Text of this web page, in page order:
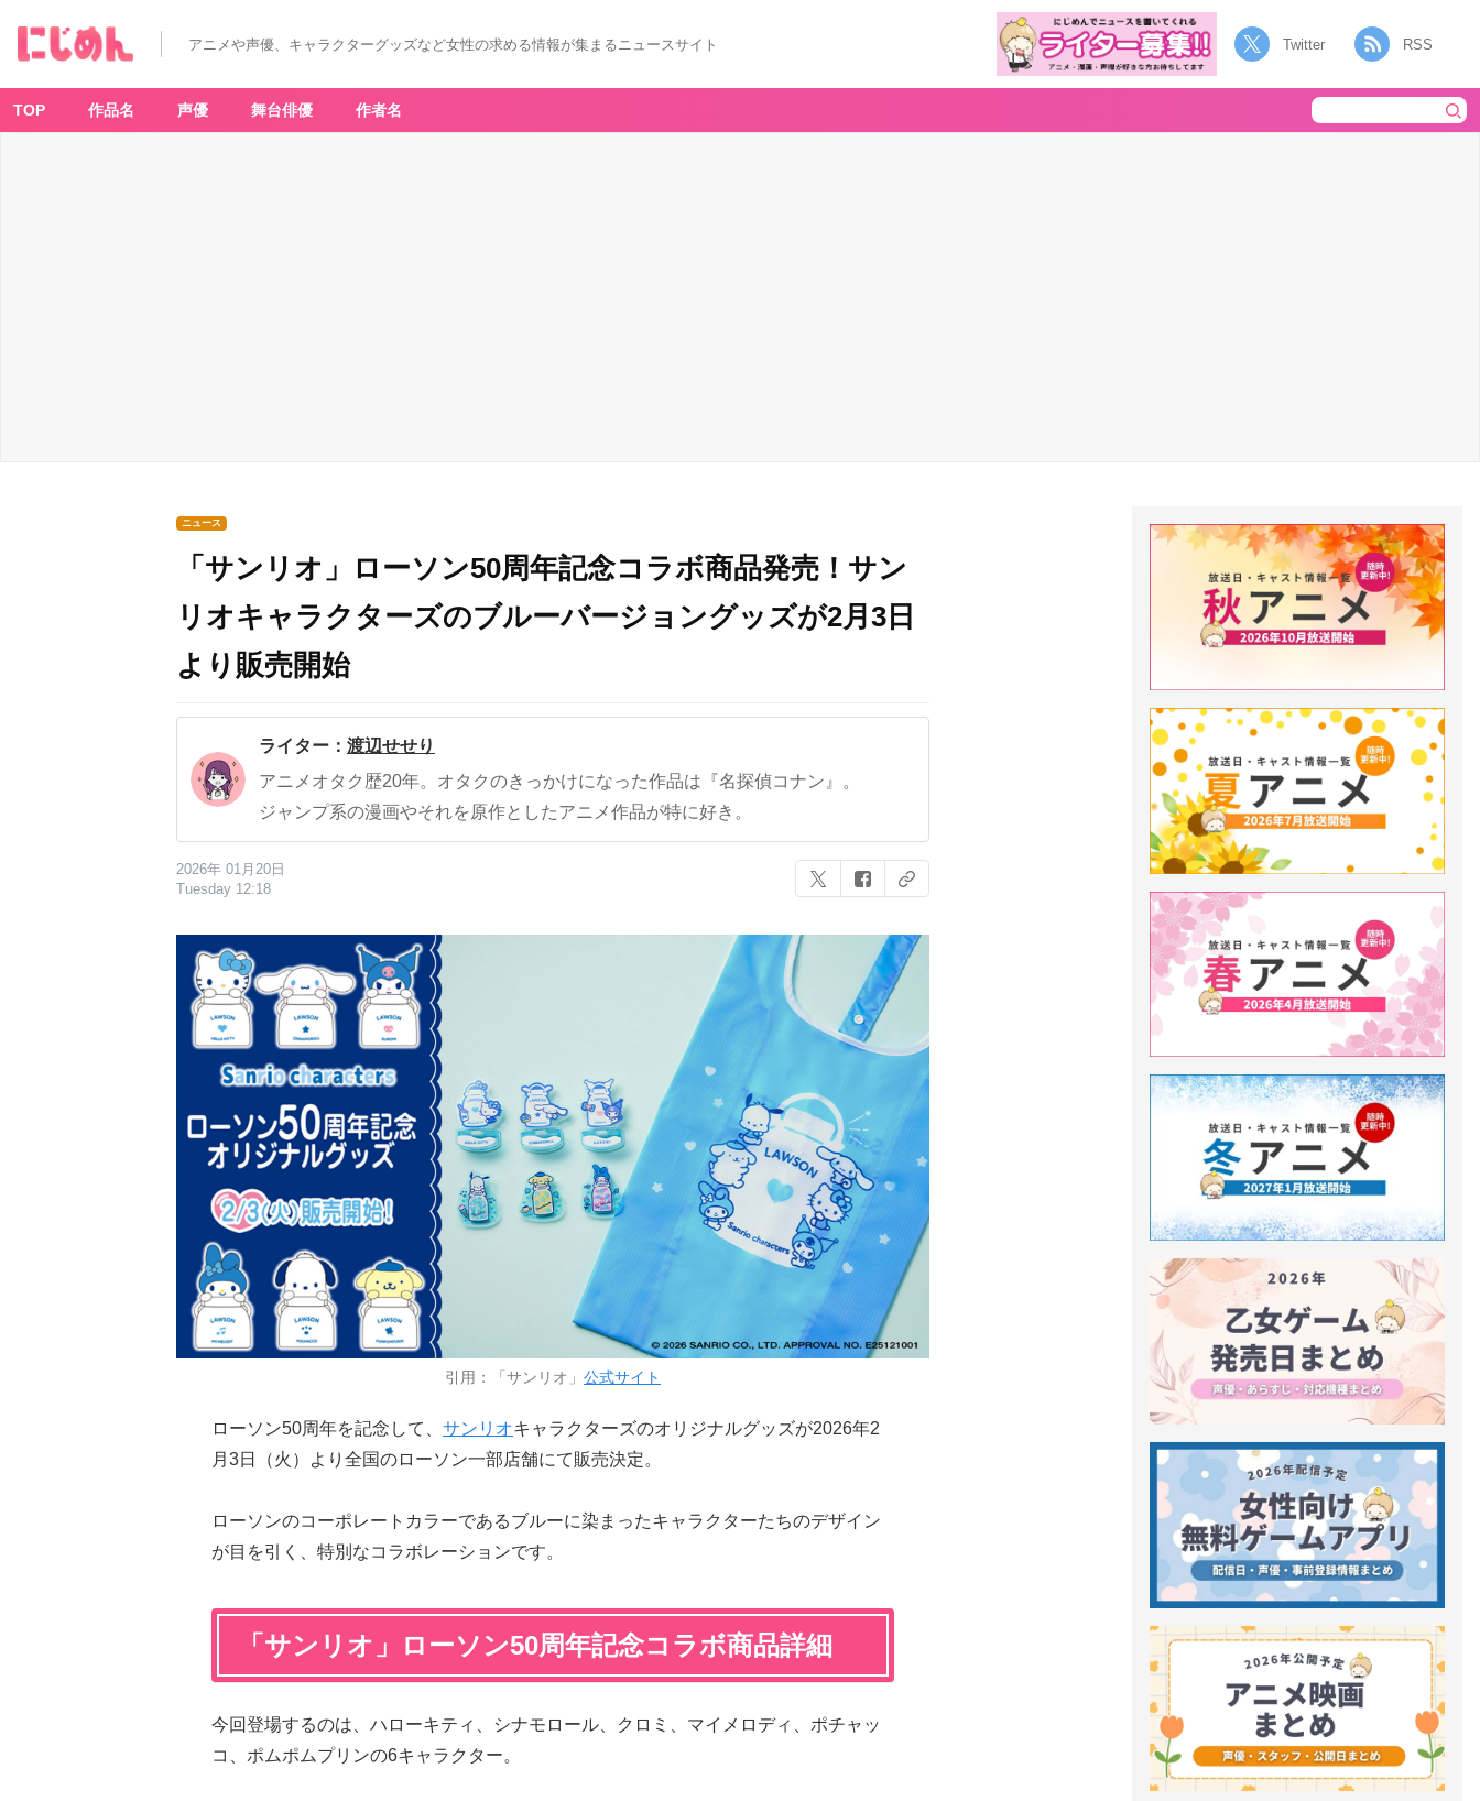
アニメや声優、キャラクターグッズなど女性の求める情報が集まるニュースサイト Twitter RSS
TOP 作品名 声優 舞台俳優 作者名
ニュース
「サンリオ」ローソン50周年記念コラボ商品発売！サン
リオキャラクターズのブルーバージョングッズが2月3日
より販売開始
ライター： 渡辺せせり
アニメオタク歴20年。オタクのきっかけになった作品は『名探偵コナン』。
ジャンプ系の漫画やそれを原作としたアニメ作品が特に好き。
2026年 01月20日
Tuesday 12:18
引用：「サンリオ」 公式サイト
ローソン50周年を記念して、 サンリオキャラクターズのオリジナルグッズが2026年2
月3日（火）より全国のローソン一部店舗にて販売決定。
ローソンのコーポレートカラーであるブルーに染まったキャラクターたちのデザイン
が目を引く、特別なコラボレーションです。
「サンリオ」ローソン50周年記念コラボ商品詳細
今回登場するのは、ハローキティ、シナモロール、クロミ、マイメロディ、ポチャッ
コ、ポムポムプリンの6キャラクター。